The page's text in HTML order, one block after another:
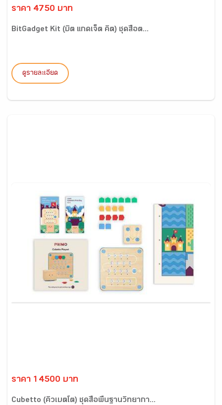
ราคา 4750 บาท
BitGadget Kit (บิต แกดเจ็ต คิต) ชุดสื่อต...
ดูรายละเอียด
ราคา 14500 บาท
Cubetto (คิวเบตโต) ชุดสื่อพื้นฐานวิทยากา...